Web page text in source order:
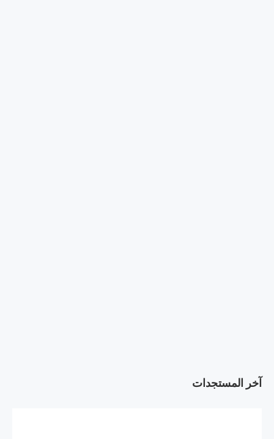
آخر المستجدات